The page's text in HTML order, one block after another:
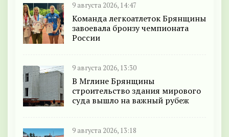
9 августа 2026, 14:47
Команда легкоатлеток Брянщины
завоевала бронзу чемпионата
России
9 августа 2026, 13:30
В Мглине Брянщины
строительство здания мирового
суда вышло на важный рубеж
9 августа 2026, 13:18